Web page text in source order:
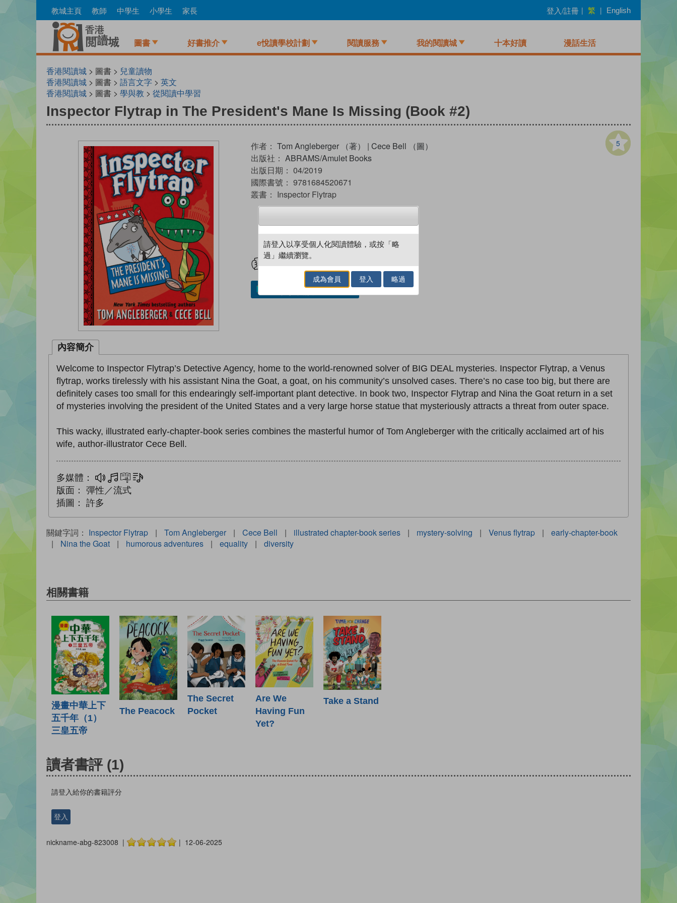
to
教城主頁 教師 中學生 小學生 家長 登入/註冊 | 繁 | English
圖書 好書推介 e悅讀學校計劃 閱讀服務 我的閱讀城 十本好讀 漫話生活
香港閱讀城 > 圖書 > 兒童讀物
香港閱讀城 > 圖書 > 語言文字 > 英文
香港閱讀城 > 圖書 > 學與教 > 從閱讀中學習
Inspector Flytrap in The President's Mane Is Missing (Book #2)
5
作者： Tom Angleberger （著） | Cece Bell （圖）
出版社： ABRAMS/Amulet Books
出版日期： 04/2019
國際書號： 9781684520671
叢書： Inspector Flytrap
試閲 加入閱讀紀錄
內容簡介
Welcome to Inspector Flytrap’s Detective Agency, home to the world-renowned solver of BIG DEAL mysteries. Inspector Flytrap, a Venus
flytrap, works tirelessly with his assistant Nina the Goat, a goat, on his community’s unsolved cases. There’s no case too big, but there are
definitely cases too small for this endearingly self-important plant detective. In book two, Inspector Flytrap and Nina the Goat return in a set
of mysteries involving the president of the United States and a very large horse statue that mysteriously attracts a threat from outer space.
This wacky, illustrated early-chapter-book series combines the masterful humor of Tom Angleberger with the critically acclaimed art of his
wife, author-illustrator Cece Bell.
多媒體： 多媒體互動練習
文字同步朗讀
版面：
彈性／流式
插圖：
許多
關鍵字詞： Inspector Flytrap | Tom Angleberger | Cece Bell | illustrated chapter-book series | mystery-solving | Venus flytrap |
early-chapter-book
|
Nina the Goat | humorous adventures | equality | diversity
相關書籍
漫畫中華上下
五千年（1）
三皇五帝
The Peacock
The Secret
Pocket
Are We
Having Fun
Yet?
Take a Stand
讀者書評 (1)
請登入給你的書籍評分
登入
nickname-abg-823008 | | 12-06-2025
請登入以享受個人化閱讀體驗，或按「略
過」繼續瀏覽。
成為會員 登入 略過